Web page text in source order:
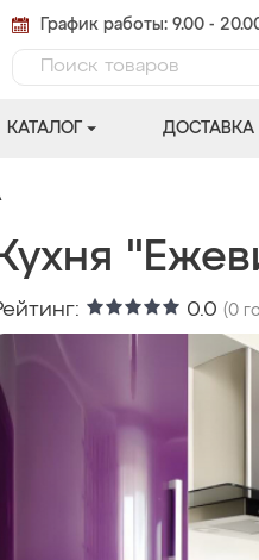
График работы: 9.00 -
КАТАЛОГ ДОСТАВКА
Кухня
0.0 (0